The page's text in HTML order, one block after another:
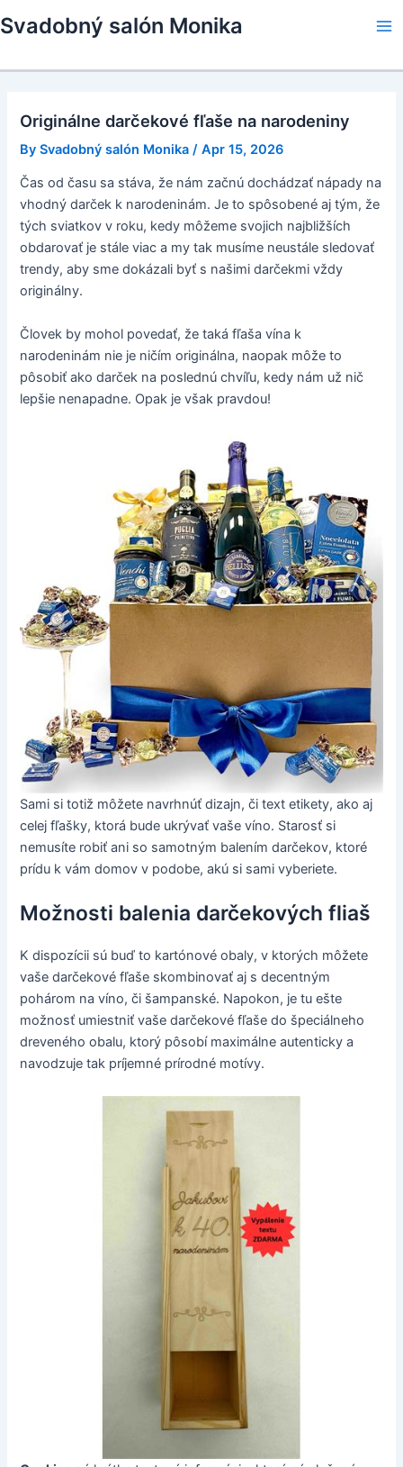
to
Svadobný salón Monika
Originálne darčekové fľaše na narodeniny
BySvadobný salón Monika /Apr 15, 2026
Čas od času sa stáva, že nám začnú dochádzať nápady na
vhodný darček k narodeninám. Je to spôsobené aj tým, že
tých sviatkov v roku, kedy môžeme svojich najbližších
obdarovať je stále viac a my tak musíme neustále sledovať
trendy, aby sme dokázali byť s našimi darčekmi vždy
originálny.
Človek by mohol povedať, že taká fľaša vína k
narodeninám nie je ničím originálna, naopak môže to
pôsobiť ako darček na poslednú chvíľu, kedy nám už nič
lepšie nenapadne. Opak je však pravdou!
Sami si totiž môžete navrhnúť dizajn, či text etikety, ako aj
celej fľašky, ktorá bude ukrývať vaše víno. Starosť si
nemusíte robiť ani so samotným balením darčekov, ktoré
prídu k vám domov v podobe, akú si sami vyberiete.
Možnosti balenia darčekových fliaš
K dispozícii sú buď to kartónové obaly, v ktorých môžete
vaše darčekové fľaše skombinovať aj s decentným
pohárom na víno, či šampanské. Napokon, je tu ešte
možnosť umiestniť vaše darčekové fľaše do špeciálneho
dreveného obalu, ktorý pôsobí maximálne autenticky a
navodzuje tak príjemné prírodné motívy.